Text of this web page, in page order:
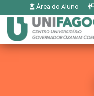
Área do Aluno